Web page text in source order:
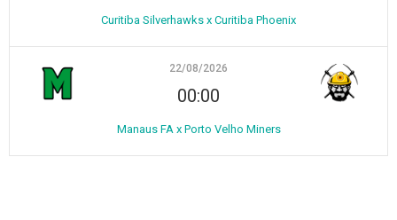
Curitiba Silverhawks x Curitiba Phoenix
22/08/2026
00:00
Manaus FA x Porto Velho Miners